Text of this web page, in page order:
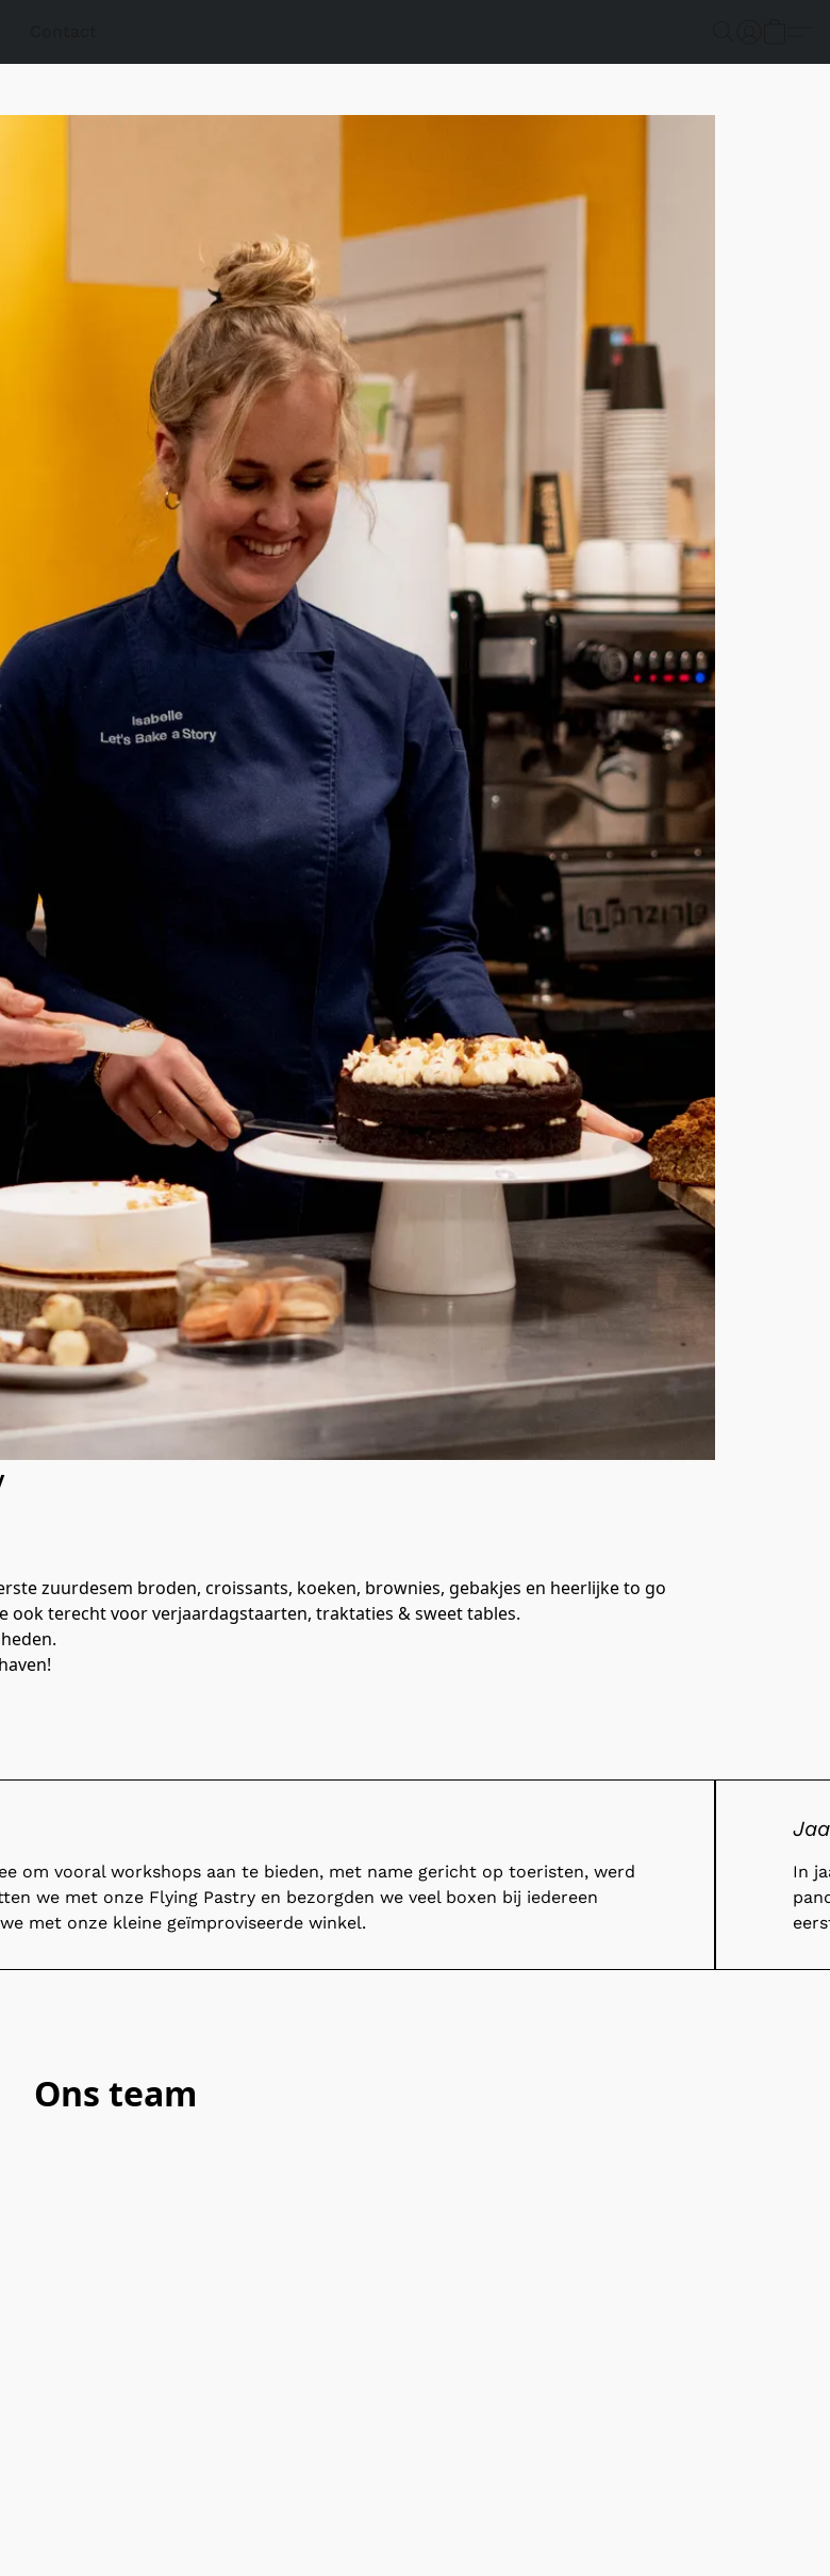
zuurdesem broden, croissants, koeken, brownies, gebakjes en heerlijke to go
ook terecht voor verjaardagstaarten, traktaties & sweet tables.
om vooral workshops aan te bieden, met name gericht op toeristen, werd
we met onze Flying Pastry en bezorgden we veel boxen bij iedereen
met onze kleine geïmproviseerde winkel.
In
Ons team